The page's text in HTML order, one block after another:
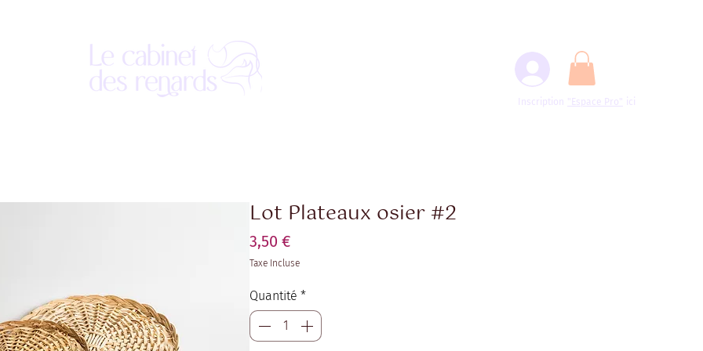
Inscription "Espace Pro" ici
Lot Plateaux osier #2
3,50 €
Taxe Incluse
Quantité *